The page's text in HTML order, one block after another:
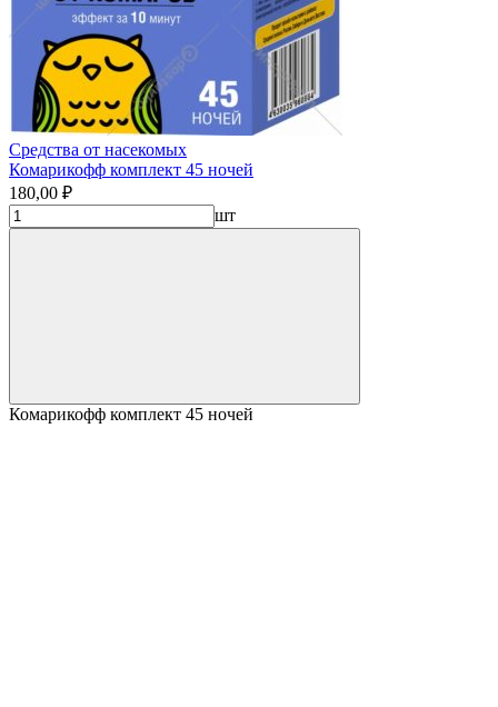
Средства от насекомых
Комарикофф комплект 45 ночей
180,00 ₽
шт
Комарикофф комплект 45 ночей